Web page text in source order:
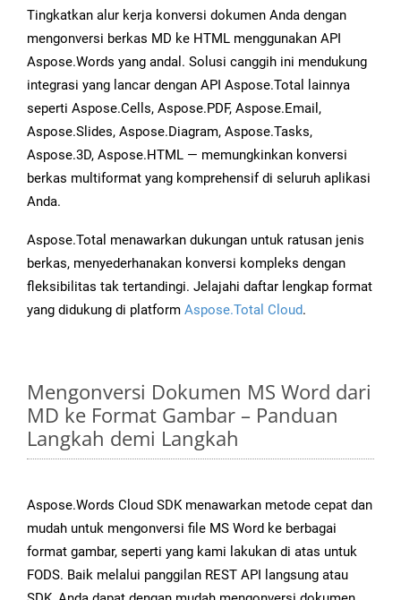
Tingkatkan alur kerja konversi dokumen Anda dengan
mengonversi berkas MD ke HTML menggunakan API
Aspose.Words yang andal. Solusi canggih ini mendukung
integrasi yang lancar dengan API Aspose.Total lainnya
seperti Aspose.Cells, Aspose.PDF, Aspose.Email,
Aspose.Slides, Aspose.Diagram, Aspose.Tasks,
Aspose.3D, Aspose.HTML — memungkinkan konversi
berkas multiformat yang komprehensif di seluruh aplikasi
Anda.
Aspose.Total menawarkan dukungan untuk ratusan jenis
berkas, menyederhanakan konversi kompleks dengan
fleksibilitas tak tertandingi. Jelajahi daftar lengkap format
yang didukung di platform Aspose.Total Cloud.
Mengonversi Dokumen MS Word dari
MD ke Format Gambar – Panduan
Langkah demi Langkah
Aspose.Words Cloud SDK menawarkan metode cepat dan
mudah untuk mengonversi file MS Word ke berbagai
format gambar, seperti yang kami lakukan di atas untuk
FODS. Baik melalui panggilan REST API langsung atau